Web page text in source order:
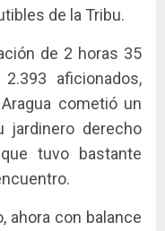
de la Tribu.
de 2 horas 35
aficionados,
cometió un
jardinero derecho
tuvo bastante
ahora con balance